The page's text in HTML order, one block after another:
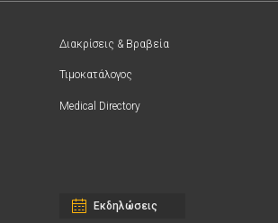
Διακρίσεις & Βραβεία
Τιμοκατάλογος
Medical Directory
Εκδηλώσεις